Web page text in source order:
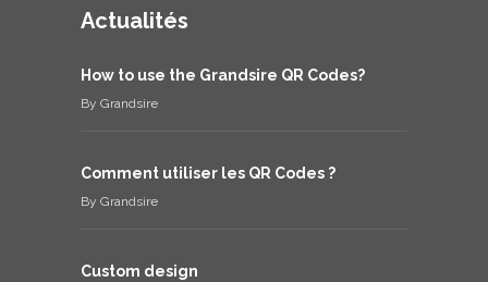
Actualités
How to use the Grandsire QR Codes?
By Grandsire
Comment utiliser les QR Codes ?
By Grandsire
Custom design